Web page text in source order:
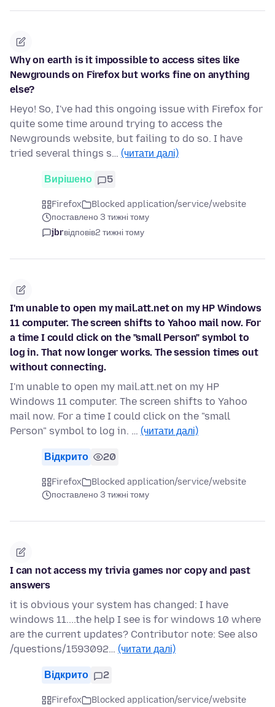
Why on earth is it impossible to access sites like
Newgrounds on Firefox but works fine on anything
else?
Heyo! So, I've had this ongoing issue with Firefox for
quite some time around trying to access the
Newgrounds website, but failing to do so. I have
tried several things s… (читати далі)
Вирішено 5
Firefox
Blocked application/service/website
поставлено 3 тижні тому
jbrвідповів2 тижні тому
I'm unable to open my mail.att.net on my HP Windows
11 computer. The screen shifts to Yahoo mail now. For
a time I could click on the "small Person" symbol to
log in. That now longer works. The session times out
without connecting.
I'm unable to open my mail.att.net on my HP
Windows 11 computer. The screen shifts to Yahoo
mail now. For a time I could click on the "small
Person" symbol to log in. … (читати далі)
Відкрито 20
Firefox
Blocked application/service/website
поставлено 3 тижні тому
I can not access my trivia games nor copy and past
answers
it is obvious your system has changed: I have
windows 11....the help I see is for windows 10 where
are the current updates? Contributor note: See also
/questions/1593092… (читати далі)
Відкрито 2
Firefox
Blocked application/service/website